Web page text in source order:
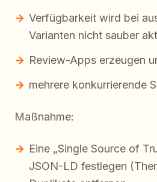
Verfügbarkeit wird bei
Varianten nicht sauber
Review-Apps erzeugen
mehrere konkurrierende
Maßnahme:
Eine „Single Source of
JSON-LD festlegen